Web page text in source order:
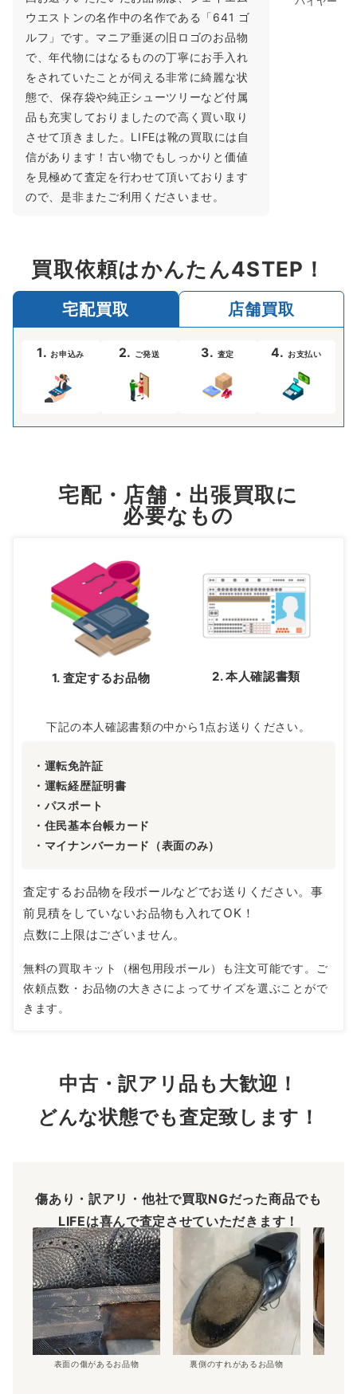
ウエストンの名作中の名作である「641 ゴ
ルフ」です。マニア垂涎の旧ロゴのお品物
で、年代物にはなるものの丁寧にお手入れ
をされていたことが伺える非常に綺麗な状
態で、保存袋や純正シューツリーなど付属
品も充実しておりましたので高く買い取り
させて頂きました。LIFEは靴の買取には自
信があります！古い物でもしっかりと価値
を見極めて査定を行わせて頂いております
ので、是非またご利用くださいませ。
買取依頼はかんたん4STEP！
宅配買取 店舗買取
1.お申込み 2. ご発送 3. 査定 4. お支払い
宅配・店舗・出張買取に
必要なもの
1. 査定するお品物 2. 本人確認書類
下記の本人確認書類の中から1点お送りください。
・運転免許証
・運転経歴証明書
・パスポート
・住民基本台帳カード
・マイナンバーカード（表面のみ）
査定するお品物を段ボールなどでお送りください。事
前見積をしていないお品物も入れてOK！
点数に上限はございません。
無料の買取キット（梱包用段ボール）も注文可能です。ご
依頼点数・お品物の大きさによってサイズを選ぶことがで
きます。
中古・訳アリ品も大歓迎！
どんな状態でも査定致します！
傷あり・訳アリ・他社で買取NGだった商品でも
LIFEは喜んで査定させていただきます！
表面の傷があるお品物 裏側のすれがあるお品物